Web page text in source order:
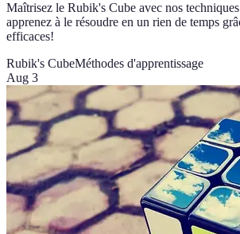
Maîtrisez le Rubik's Cube avec nos
apprenez à le résoudre en un rien de temps
efficaces!
Rubik's CubeMéthodes d'apprentissage
Aug 3